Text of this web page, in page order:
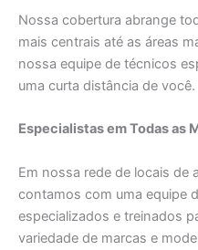
Nossa cobertura abrange
mais centrais até as áreas
nossa equipe de técnicos
uma curta distância de você.
Especialistas em Todas as
Em nossa rede de locais de
contamos com uma equipe
especializados e treinados
variedade de marcas e